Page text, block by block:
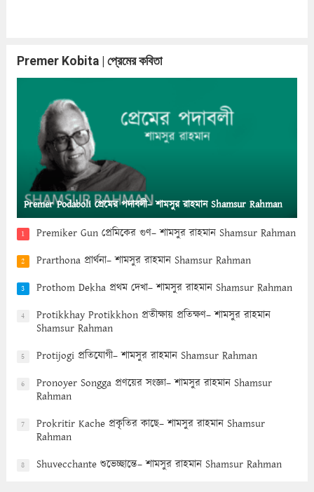
Premer Kobita | প্রেমের কবিতা
Premer Podaboli প্রেমের পদাবলী– শামসুর রাহমান Shamsur Rahman
1 Premiker Gun প্রেমিকের গুণ– শামসুর রাহমান Shamsur Rahman
2 Prarthona প্রার্থনা– শামসুর রাহমান Shamsur Rahman
3 Prothom Dekha প্রথম দেখা– শামসুর রাহমান Shamsur Rahman
4
Protikkhay Protikkhon প্রতীক্ষায় প্রতিক্ষণ– শামসুর রাহমান
Shamsur Rahman
5 Protijogi প্রতিযোগী– শামসুর রাহমান Shamsur Rahman
6
Pronoyer Songga প্রণয়ের সংজ্ঞা– শামসুর রাহমান Shamsur
Rahman
7
Prokritir Kache প্রকৃতির কাছে– শামসুর রাহমান Shamsur
Rahman
8 Shuvecchante শুভেচ্ছান্তে– শামসুর রাহমান Shamsur Rahman